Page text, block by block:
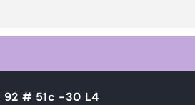
92 # 51c -30 L4